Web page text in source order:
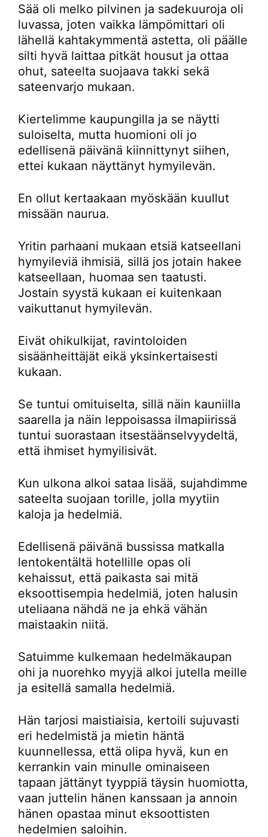
Sää oli melko pilvinen ja sadekuuroja oli
luvassa, joten vaikka lämpömittari oli
lähellä kahtakymmentä astetta, oli päälle
silti hyvä laittaa pitkät housut ja ottaa
ohut, sateelta suojaava takki sekä
sateenvarjo mukaan.
Kiertelimme kaupungilla ja se näytti
suloiselta, mutta huomioni oli jo
edellisenä päivänä kiinnittynyt siihen,
ettei kukaan näyttänyt hymyilevän.
En ollut kertaakaan myöskään kuullut
missään naurua.
Yritin parhaani mukaan etsiä katseellani
hymyileviä ihmisiä, sillä jos jotain hakee
katseellaan, huomaa sen taatusti.
Jostain syystä kukaan ei kuitenkaan
vaikuttanut hymyilevän.
Eivät ohikulkijat, ravintoloiden
sisäänheittäjät eikä yksinkertaisesti
kukaan.
Se tuntui omituiselta, sillä näin kauniilla
saarella ja näin leppoisassa ilmapiirissä
tuntui suorastaan itsestäänselvyydeltä,
että ihmiset hymyilisivät.
Kun ulkona alkoi sataa lisää, sujahdimme
sateelta suojaan torille, jolla myytiin
kaloja ja hedelmiä.
Edellisenä päivänä bussissa matkalla
lentokentältä hotellille opas oli
kehaissut, että paikasta sai mitä
eksoottisempia hedelmiä, joten halusin
uteliaana nähdä ne ja ehkä vähän
maistaakin niitä.
Satuimme kulkemaan hedelmäkaupan
ohi ja nuorehko myyjä alkoi jutella meille
ja esitellä samalla hedelmiä.
Hän tarjosi maistiaisia, kertoili sujuvasti
eri hedelmistä ja mietin häntä
kuunnellessa, että olipa hyvä, kun en
kerrankin vain minulle ominaiseen
tapaan jättänyt tyyppiä täysin huomiotta,
vaan juttelin hänen kanssaan ja annoin
hänen opastaa minut eksoottisten
hedelmien saloihin.